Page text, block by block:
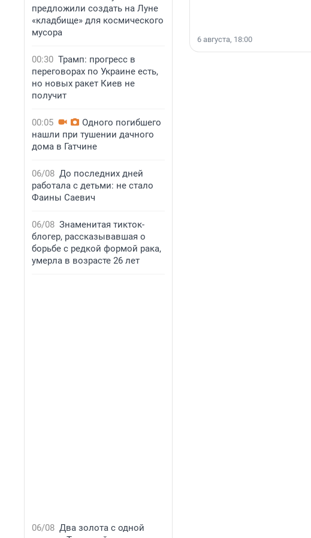
предложили создать на Луне
«кладбище» для космического
мусора
00:30 Трамп: прогресс в
переговорах по Украине есть,
но новых ракет Киев не
получит
00:05
Одного погибшего
нашли при тушении дачного
дома в Гатчине
06/08 До последних дней
работала с детьми: не стало
Фаины Саевич
06/08 Знаменитая тикток-
блогер, рассказывавшая о
борьбе с редкой формой рака,
умерла в возрасте 26 лет
06/08 Два золота с одной
6 августа, 18:00